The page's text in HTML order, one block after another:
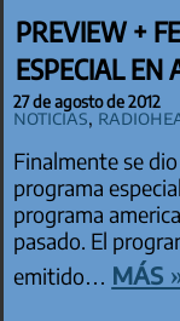
PREVIEW +
ESPECIAL EN
27 de agosto de 2012
Noticias,
Finalmente se
programa
programa
pasado. El
emitido… más